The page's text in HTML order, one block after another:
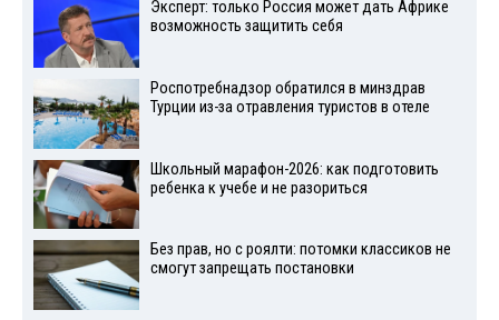
Эксперт: только Россия может дать Африке
возможность защитить себя
Роспотребнадзор обратился в минздрав
Турции из-за отравления туристов в отеле
Школьный марафон-2026: как подготовить
ребенка к учебе и не разориться
Без прав, но с роялти: потомки классиков не
смогут запрещать постановки